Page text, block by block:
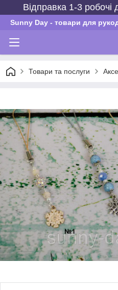
Відправка 1-3 робочі
Sunny Day - товари для
Товари та послуги